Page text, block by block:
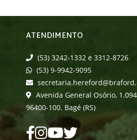
ATENDIMENTO
(53) 3242-1332 e 3312-8726
(53) 9-9942-9095
Avenida General Osório,
96400-100. Bagé (RS)